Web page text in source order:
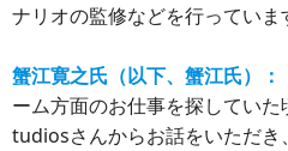
ナリオの監修などを行っていま
蟹江寛之氏（以下、蟹江氏）：
ーム方面のお仕事を探してい
tudiosさんからお話をいただき